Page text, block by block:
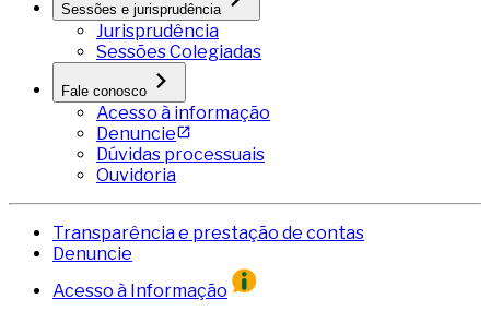
Sessões e jurisprudência
Jurisprudência
Sessões Colegiadas
Fale conosco
Acesso à informação
Denuncie
Dúvidas processuais
Ouvidoria
Transparência e prestação de contas
Denuncie
Acesso à Informação